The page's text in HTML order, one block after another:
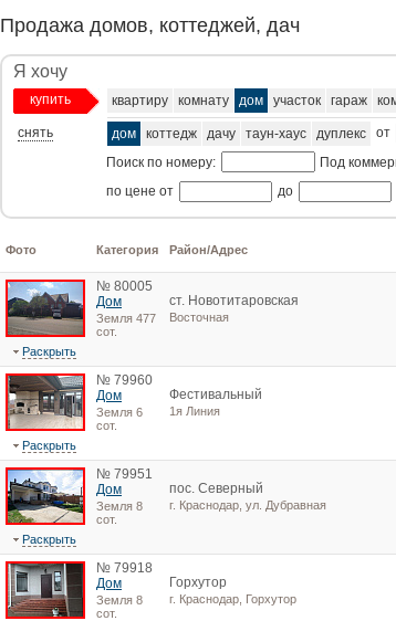
Продажа домов, коттеджей, дач
Я хочу
купить
снять
квартиру комнату дом участок гараж
дом коттедж дачу таун-хаус дуплекс от
Поиск по номеру:
Под
по цене от
до
Фото Категория Район/Адрес
№ 80005
Дом
Земля 477
сот.
ст. Новотитаровская
Восточная
Раскрыть
№ 79960
Дом
Земля 6
сот.
Фестивальный
1я Линия
Раскрыть
№ 79951
Дом
Земля 8
сот.
пос. Северный
г. Краснодар, ул. Дубравная
Раскрыть
№ 79918
Дом
Земля 8
сот.
Горхутор
г. Краснодар, Горхутор